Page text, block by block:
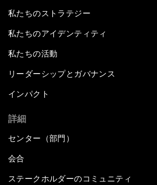
私たちのストラテジー
私たちのアイデンティティ
私たちの活動
リーダーシップとガバナンス
インパクト
詳細
センター（部門）
会合
ステークホルダーのコミュニティ